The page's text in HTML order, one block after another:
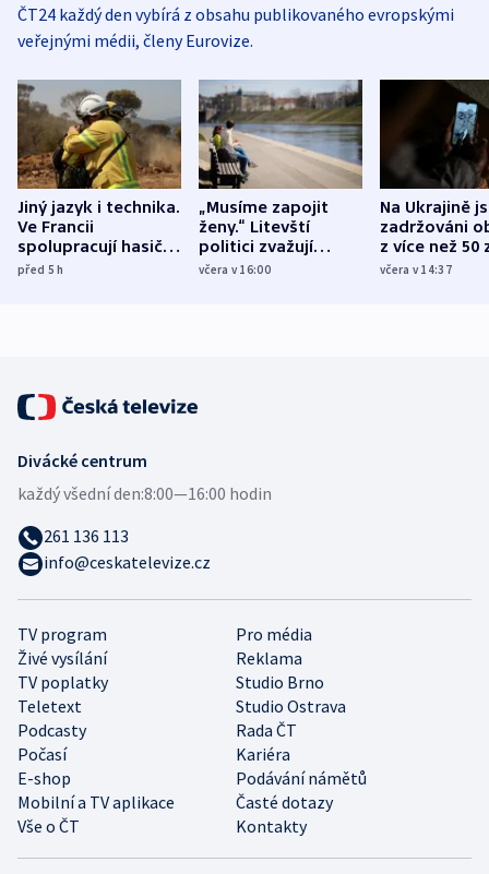
ČT24 každý den vybírá z obsahu publikovaného evropskými
veřejnými médii, členy Eurovize.
Jiný jazyk i technika.
Ve Francii
spolupracují hasiči z
různých zemí
před 5h
„Musíme zapojit
ženy.“ Litevští
politici zvažují
dohodu o
včera v 16:00
Na Ukrajině
zadržováni
z více než 50
Bojovali na
včera v 14:37
TV program
Pro média
Živé vysílání
Reklama
TV poplatky
Studio Brno
Teletext
Studio Ostrava
Podcasty
Rada ČT
Počasí
Kariéra
E-shop
Podávání námětů
Mobilní a TV aplikace
Časté dotazy
Vše o ČT
Kontakty
Divácké centrum
každý všední den:8:00—16:00 hodin
261 136 113
info@ceskatelevize.cz